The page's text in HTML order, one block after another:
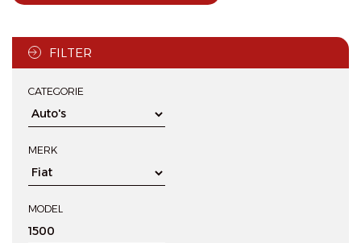
FILTER
CATEGORIE
MERK
MODEL